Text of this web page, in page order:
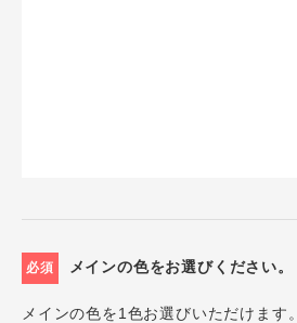
必須 メインの色をお選びください。
メインの色を1色お選びいただけます。